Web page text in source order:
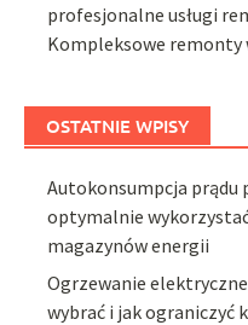
profesjonalne usługi
Kompleksowe remonty
OSTATNIE WPISY
Autokonsumpcja prądu
optymalnie
magazynów energii
Ogrzewanie
wybrać i jak ograniczyć